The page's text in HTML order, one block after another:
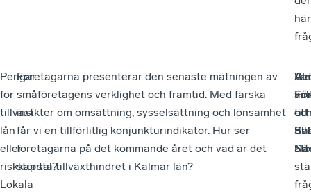
här
Pengar
för
tillväxt-
lån
eller
riskkapital?
Lokala
Företagarna presenterar den senaste mätningen av
småföretagens verklighet och framtid. Med färska
insikter om omsättning, sysselsättning och lönsamhet
får vi en tillförlitlig konjunkturindikator. Hur ser
företagarna på det kommande året och vad är det
största tillväxthindret i Kalmar län?
är
ett
att
till